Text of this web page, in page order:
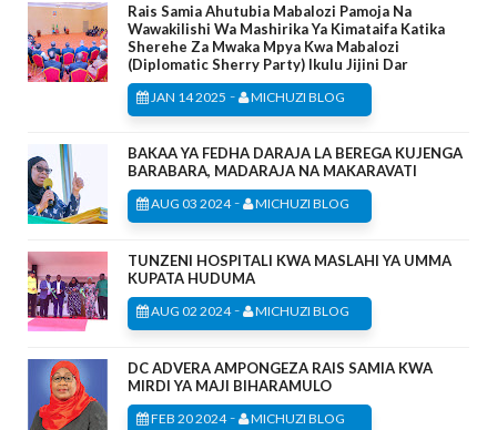
Rais Samia Ahutubia Mabalozi Pamoja Na
Wawakilishi Wa Mashirika Ya Kimataifa Katika
Sherehe Za Mwaka Mpya Kwa Mabalozi
(Diplomatic Sherry Party) Ikulu Jijini Dar
JAN 14 2025 - MICHUZI BLOG
BAKAA YA FEDHA DARAJA LA BEREGA KUJENGA
BARABARA, MADARAJA NA MAKARAVATI
AUG 03 2024- MICHUZI BLOG
TUNZENI HOSPITALI KWA MASLAHI YA UMMA
KUPATA HUDUMA
AUG 02 2024- MICHUZI BLOG
DC ADVERA AMPONGEZA RAIS SAMIA KWA
MIRDI YA MAJI BIHARAMULO
FEB 20 2024- MICHUZI BLOG